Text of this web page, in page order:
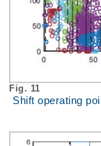
Fig. 11
Shift operating